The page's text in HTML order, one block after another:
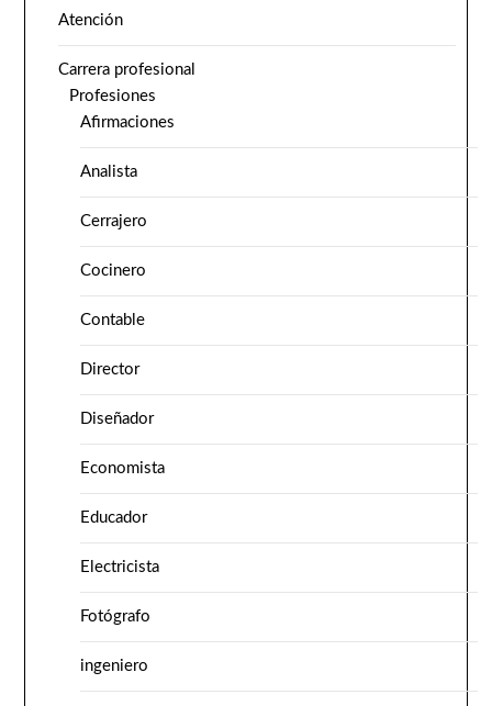
Atención
Carrera profesional
Profesiones
Afirmaciones
Analista
Cerrajero
Cocinero
Contable
Director
Diseñador
Economista
Educador
Electricista
Fotógrafo
ingeniero